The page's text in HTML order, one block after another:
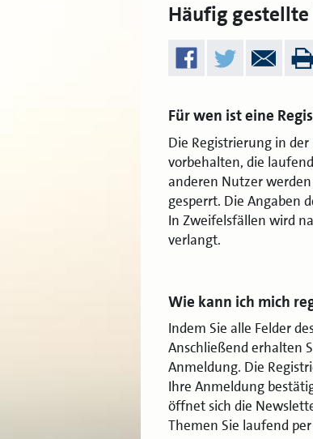
Häufig gestellte
Für wen ist eine
Die Registrierung in
vorbehalten, die
anderen Nutzer
gesperrt. Die Angaben
In Zweifelsfällen wird
verlangt.
Wie kann ich mich
Indem Sie alle Felder
Anschließend erhalten
Anmeldung. Die
Ihre Anmeldung
öffnet sich die
Themen Sie laufend